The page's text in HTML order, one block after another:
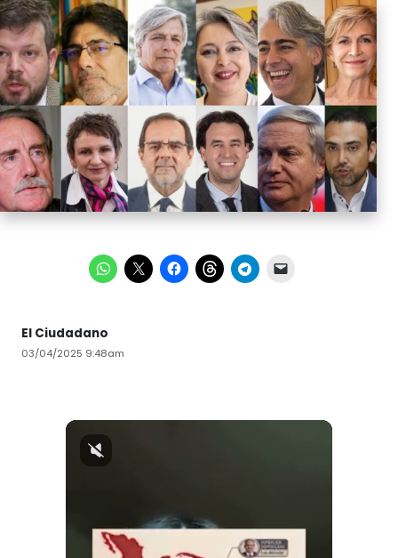
El Ciudadano
03/04/2025 9:48am